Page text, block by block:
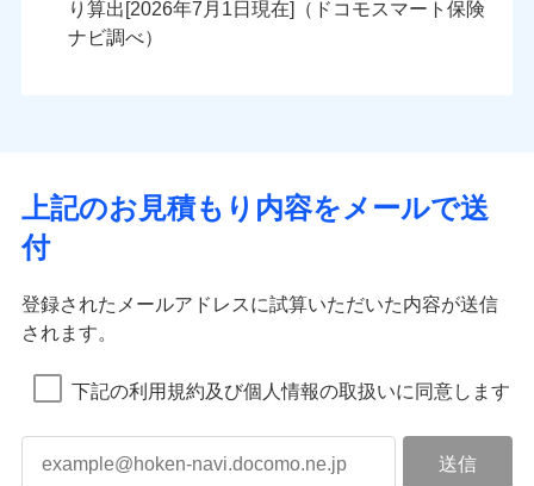
り算出[
年 月
日現在]（ドコモスマート保険
ナビ調べ）
上記のお見積もり内容をメールで送
付
登録されたメールアドレスに試算いただいた内容が送信
されます。
下記の利用規約及び個人情報の取扱いに同意します